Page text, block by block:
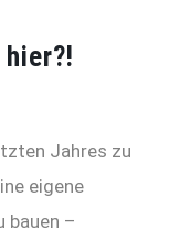
Jahres zu
eigene
bauen –